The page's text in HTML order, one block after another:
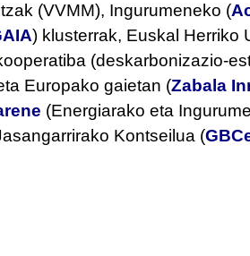
(VVMM), Ingurumeneko (
) klusterrak, Euskal Herriko
(deskarbonizazio-
Europako gaietan (Zabala
(Energiarako eta
Kontseilua (